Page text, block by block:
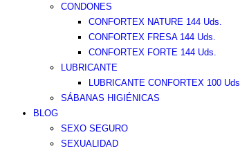
CONDONES
CONFORTEX NATURE 144 Uds.
CONFORTEX FRESA 144 Uds.
CONFORTEX FORTE 144 Uds.
LUBRICANTE
LUBRICANTE CONFORTEX 100 Uds.
SÁBANAS HIGIÉNICAS
BLOG
SEXO SEGURO
SEXUALIDAD